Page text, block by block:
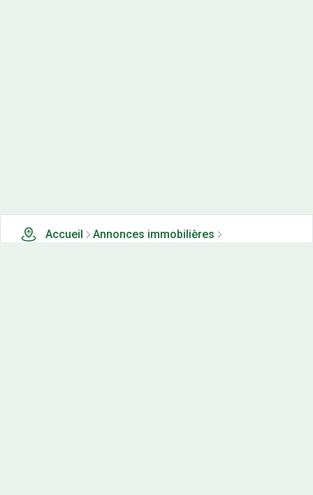
Accueil
Annonces immobilières